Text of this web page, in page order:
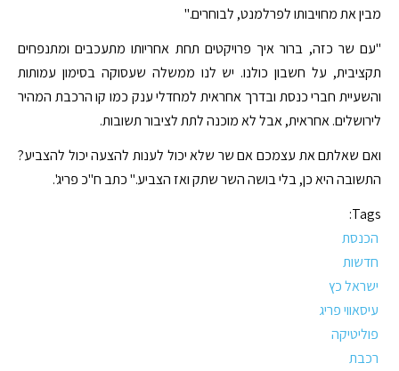
מבין את מחויבותו לפרלמנט, לבוחרים."
"עם שר כזה, ברור איך פרויקטים תחת אחריותו מתעכבים ומתנפחים
תקציבית, על חשבון כולנו. יש לנו ממשלה שעסוקה בסימון עמותות
והשעיית חברי כנסת ובדרך אחראית למחדלי ענק כמו קו הרכבת המהיר
לירושלים. אחראית, אבל לא מוכנה לתת לציבור תשובות.
ואם שאלתם את עצמכם אם שר שלא יכול לענות להצעה יכול להצביע?
התשובה היא כן, בלי בושה השר שתק ואז הצביע." כתב ח"כ פריג'.
Tags:
הכנסת
חדשות
ישראל כץ
עיסאווי פריג
פוליטיקה
רכבת